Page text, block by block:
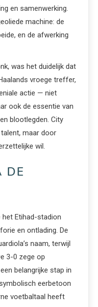
en samenwerking.
machine: de
en de afwerking
was het duidelijk dat
vroege treffer,
actie — niet
ook de essentie van
blootlegden. City
maar door
wil.
DE
Etihad-stadion
en ontlading. De
naam, terwijl
3-0 zege op
belangrijke stap in
eerbetoon
voetbaltaal heeft